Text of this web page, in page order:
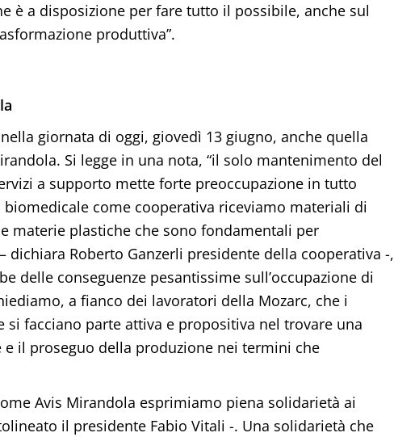
è a disposizione per fare tutto il possibile, anche sul
produttiva”.
giornata di oggi, giovedì 13 giugno, anche quella
Si legge in una nota, “il solo mantenimento del
a supporto mette forte preoccupazione in tutto
biomedicale come cooperativa riceviamo materiali di
materie plastiche che sono fondamentali per
dichiara Roberto Ganzerli presidente della cooperativa -,
delle conseguenze pesantissime sull’occupazione di
a fianco dei lavoratori della Mozarc, che i
facciano parte attiva e propositiva nel trovare una
e il proseguo della produzione nei termini che
Avis Mirandola esprimiamo piena solidarietà ai
il presidente Fabio Vitali -. Una solidarietà che